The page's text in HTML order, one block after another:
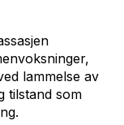
lammelse av
tilstand som